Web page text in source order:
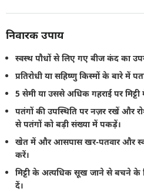
निवारक उपाय
स्वस्थ पौधों से लिए गए बीज कंद का
प्रतिरोधी या सहिष्णु किस्मों के बारे में
5 सेमी या उससे अधिक गहराई पर
पतंगों की उपस्थिति पर नज़र रखें और
से पतंगों को बड़ी संख्या में पकड़ें।
खेत में और आसपास खर-पतवार और
करें।
मिट्टी के अत्यधिक सूख जाने से बचने के
दें।